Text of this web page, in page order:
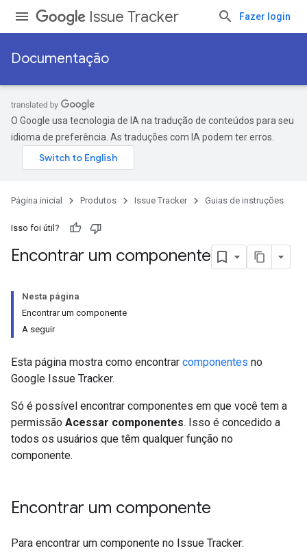
Issue Tracker Fazer login
Documentação
O Google usa tecnologia de IA na tradução de conteúdos para seu
idioma de preferência. As traduções com IA podem ter erros.
Página inicial Produtos Issue Tracker Guias de instruções
Isso foi útil?
Encontrar um componente
Nesta página
Encontrar um componente
A seguir
Esta página mostra como encontrar componentes no
Google Issue Tracker.
Só é possível encontrar componentes em que você tem a
permissão Acessar componentes. Isso é concedido a
todos os usuários que têm qualquer função no
componente.
Encontrar um componente
Para encontrar um componente no Issue Tracker: